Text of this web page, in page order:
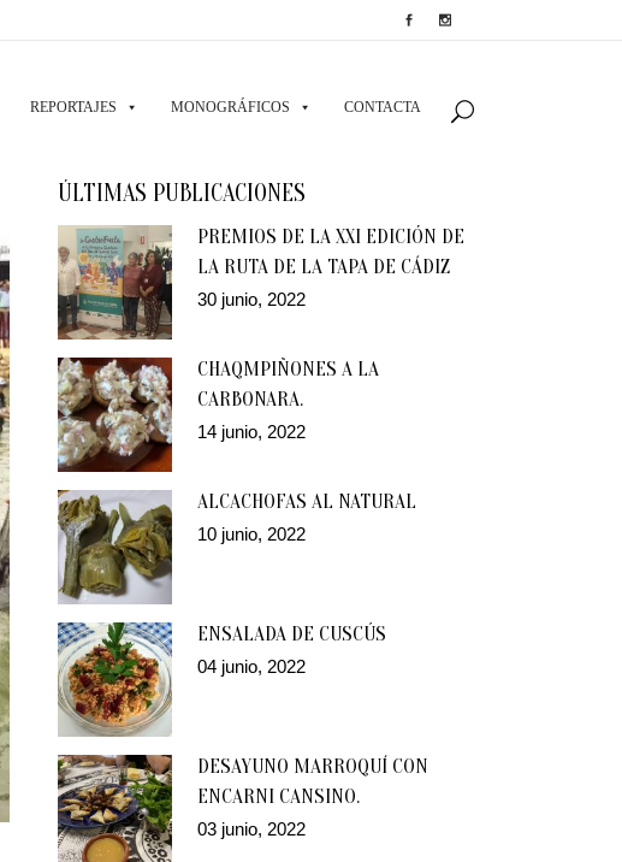
REPORTAJES MONOGRÁFICOS CONTACTA
ÚLTIMAS PUBLICACIONES
PREMIOS DE LA XXI EDICIÓN DE
LA RUTA DE LA TAPA DE CÁDIZ
30 junio, 2022
CHAQMPIÑONES A LA
CARBONARA.
14 junio, 2022
ALCACHOFAS AL NATURAL
10 junio, 2022
ENSALADA DE CUSCÚS
04 junio, 2022
DESAYUNO MARROQUÍ CON
ENCARNI CANSINO.
03 junio, 2022